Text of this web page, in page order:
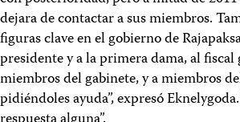
dejara de contactar a sus miembros.
figuras clave en el gobierno de
presidente y a la primera dama, al fiscal
miembros del gabinete, y a miembros
pidiéndoles ayuda”, expresó